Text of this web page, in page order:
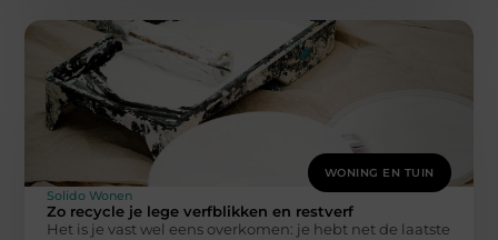
WONING EN TUIN
Solido Wonen
Zo recycle je lege verfblikken en restverf
Het is je vast wel eens overkomen: je hebt net de laatste